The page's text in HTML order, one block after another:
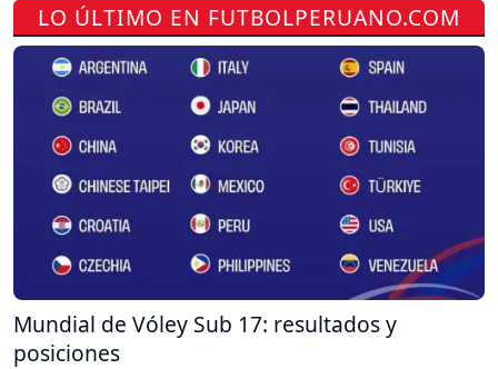
LO ÚLTIMO EN FUTBOLPERUANO.COM
Mundial de Vóley Sub 17: resultados y
posiciones